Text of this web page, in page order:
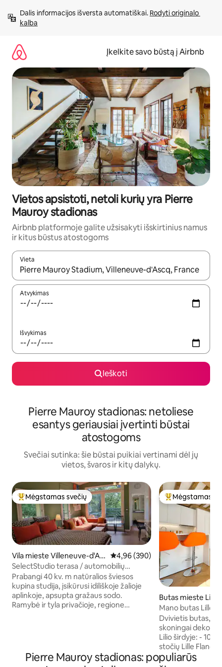
prie
turinio
Dalis informacijos išversta automatiškai. Rodyti originalo
kalba
Įkelkite savo būstą į Airbnb
Vietos apsistoti, netoli kurių yra Pierre
Mauroy stadionas
Airbnb platformoje galite užsisakyti išskirtinius namus
ir kitus būstus atostogoms
Vieta
Kai pasirodys paieškos rezultatai, juos naršyti galite
Atvykimas
Išvykimas
Ieškoti
Pierre Mauroy stadionas: netoliese
esantys geriausiai įvertinti būstai
atostogoms
Svečiai sutinka: šie būstai puikiai vertinami dėl jų
vietos, švaros ir kitų dalykų.
Svečių mėgstamiausias
Mėgstamas svečių
Vila mieste Villeneuve-d'As
cq
Vidutinis įvertinimas: 4,96 iš 5,
4,96 (390)
SelectStudio terasa / automobilių
stovėjimo aikštelė / sodas / stadionas
Prabangi 40 kv. m natūralios šviesos
kupina studija, įsikūrusi idiliškoje žalioje
aplinkoje, apsupta gražaus sodo.
Ramybė ir tyla privačioje, regione
(160×200 cm), patogi sofa, virtuvėlė,
šviesus vonios kambarys, tualetas.
Svečių
Mėgstamas
Butas mieste Lilis
Mano butas Lillois
Dvivietis butas,
skoningai
Lilio širdyje: - 10
stočių Lille
min. pėsčiomis
Pierre Mauroy stadionas: populiarūs